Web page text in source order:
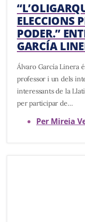
ELECCIONS
PODER.”
GARCÍA
Álvaro García Linera
professor i un dels
interessants de la
per participar de…
Per Mireia